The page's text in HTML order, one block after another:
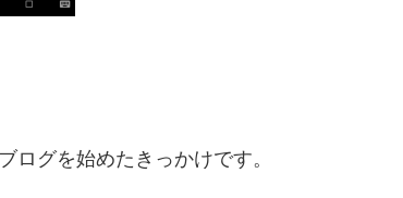
ログを始めたきっかけです。